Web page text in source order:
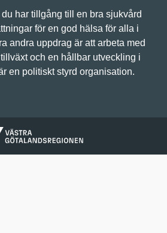
har tillgång till en bra sjukvård
för en god hälsa för alla i
andra uppdrag är att arbeta med
och en hållbar utveckling i
en politiskt styrd organisation.